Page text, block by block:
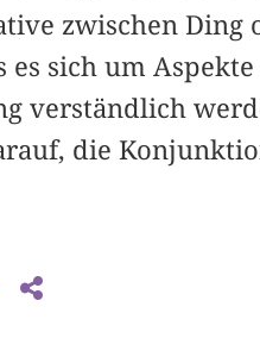
zwischen Ding
sich um Aspekte
verständlich
die